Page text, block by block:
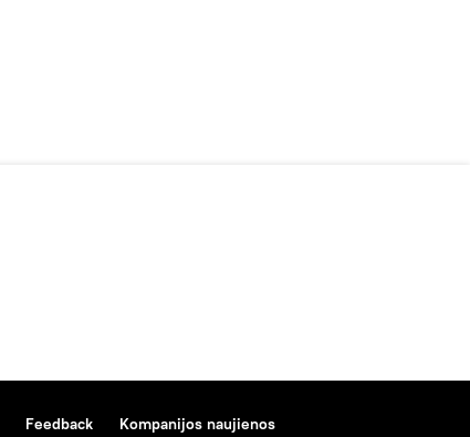
Feedback Kompanijos naujienos